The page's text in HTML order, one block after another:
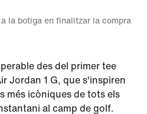
la botiga en finalitzar la compra
des del primer tee
Jordan 1 G, que s'inspiren
més icòniques de tots els
al camp de golf.